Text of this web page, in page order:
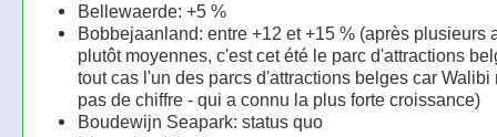
Bellewaerde: +5 %
Bobbejaanland: entre +12 et +15 % (après plusieurs
plutôt moyennes, c'est cet été le parc d'attractions
tout cas l'un des parcs d'attractions belges car Walibi
pas de chiffre - qui a connu la plus forte croissance)
Boudewijn Seapark: status quo